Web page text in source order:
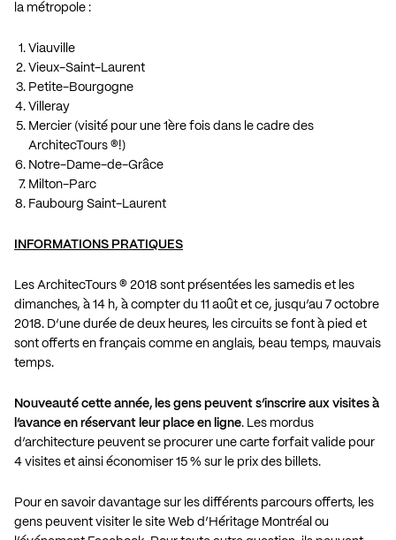
la métropole :
Viauville
Vieux-Saint-Laurent
Petite-Bourgogne
Villeray
Mercier (visité pour une 1ère fois dans le cadre des
ArchitecTours ®!)
Notre-Dame-de-Grâce
Milton-Parc
Faubourg Saint-Laurent
INFORMATIONS PRATIQUES
Les ArchitecTours ® 2018 sont présentées les samedis et les
dimanches, à 14 h, à compter du 11 août et ce, jusqu’au 7 octobre
2018. D’une durée de deux heures, les circuits se font à pied et
sont offerts en français comme en anglais, beau temps, mauvais
temps.
Nouveauté cette année, les gens peuvent s’inscrire aux visites à
l’avance en réservant leur place en ligne. Les mordus
d’architecture peuvent se procurer une carte forfait valide pour
4 visites et ainsi économiser 15 % sur le prix des billets.
Pour en savoir davantage sur les différents parcours offerts, les
gens peuvent visiter le site Web d’Héritage Montréal ou